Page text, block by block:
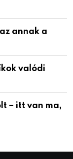
annak a
valódi
– itt van ma,